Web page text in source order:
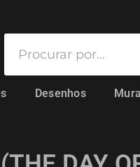
Desenhos